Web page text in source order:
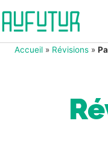
Accueil » Révisions »